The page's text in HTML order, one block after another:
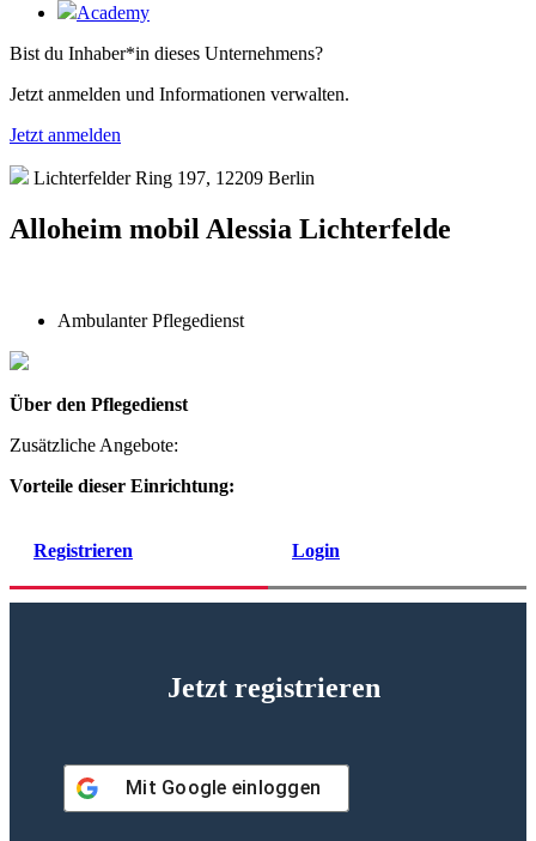
Academy
Bist du Inhaber*in dieses Unternehmens?
Jetzt anmelden und Informationen verwalten.
Jetzt anmelden
Lichterfelder Ring 197, 12209 Berlin
Alloheim mobil Alessia Lichterfelde
Ambulanter Pflegedienst
Über den Pflegedienst
Zusätzliche Angebote:
Vorteile dieser Einrichtung:
Registrieren Login
Jetzt registrieren
Mit Google einloggen